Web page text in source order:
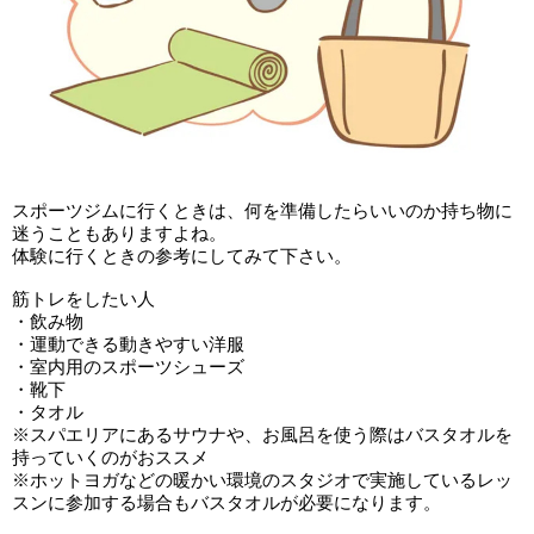
スポーツジムに行くときは、何を準備したらいいのか持ち物に
迷うこともありますよね。
体験に行くときの参考にしてみて下さい。
筋トレをしたい人
・飲み物
・運動できる動きやすい洋服
・室内用のスポーツシューズ
・靴下
・タオル
※スパエリアにあるサウナや、お風呂を使う際はバスタオルを
持っていくのがおススメ
※ホットヨガなどの暖かい環境のスタジオで実施しているレッ
スンに参加する場合もバスタオルが必要になります。